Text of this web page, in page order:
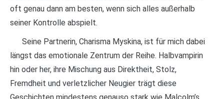
oft genau dann am besten, wenn sich alles außerhalb
seiner Kontrolle abspielt.
Seine Partnerin, Charisma Myskina, ist für mich dabei
längst das emotionale Zentrum der Reihe. Halbvampirin
hin oder her, ihre Mischung aus Direktheit, Stolz,
Fremdheit und verletzlicher Neugier trägt diese